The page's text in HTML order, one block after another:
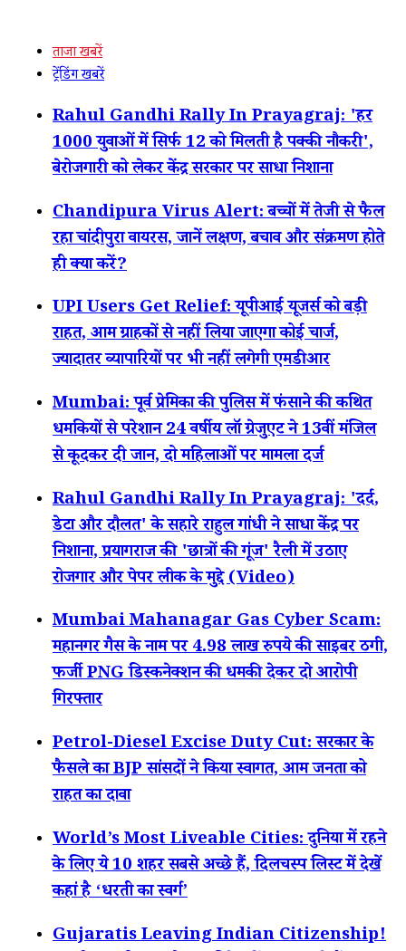
ताजा खबरें
ट्रेंडिंग खबरें
Rahul Gandhi Rally In Prayagraj: 'हर
1000 युवाओं में सिर्फ 12 को मिलती है पक्की नौकरी',
बेरोजगारी को लेकर केंद्र सरकार पर साधा निशाना
Chandipura Virus Alert: बच्चों में तेजी से फैल
रहा चांदीपुरा वायरस, जानें लक्षण, बचाव और संक्रमण होते
ही क्या करें?
UPI Users Get Relief: यूपीआई यूजर्स को बड़ी
राहत, आम ग्राहकों से नहीं लिया जाएगा कोई चार्ज,
ज्यादातर व्यापारियों पर भी नहीं लगेगी एमडीआर
Mumbai: पूर्व प्रेमिका की पुलिस में फंसाने की कथित
धमकियों से परेशान 24 वर्षीय लॉ ग्रेजुएट ने 13वीं मंजिल
से कूदकर दी जान, दो महिलाओं पर मामला दर्ज
Rahul Gandhi Rally In Prayagraj: 'दर्द,
डेटा और दौलत' के सहारे राहुल गांधी ने साधा केंद्र पर
निशाना, प्रयागराज की 'छात्रों की गूंज' रैली में उठाए
रोजगार और पेपर लीक के मुद्दे (Video)
Mumbai Mahanagar Gas Cyber Scam:
महानगर गैस के नाम पर 4.98 लाख रुपये की साइबर ठगी,
फर्जी PNG डिस्कनेक्शन की धमकी देकर दो आरोपी
गिरफ्तार
Petrol-Diesel Excise Duty Cut: सरकार के
फैसले का BJP सांसदों ने किया स्वागत, आम जनता को
राहत का दावा
World’s Most Liveable Cities: दुनिया में रहने
के लिए ये 10 शहर सबसे अच्छे हैं, दिलचस्प लिस्ट में देखें
कहां है ‘धरती का स्वर्ग’
Gujaratis Leaving Indian Citizenship!